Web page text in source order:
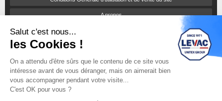
A propos
Politique de confidentialité
Catalogues et tarifs
Engagement RSE
Salut c'est nous...
les Cookies !
On a attendu d'être sûrs que le contenu de ce site vous
intéresse avant de vous déranger, mais on aimerait bien
vous accompagner pendant votre visite...
C'est OK pour vous ?